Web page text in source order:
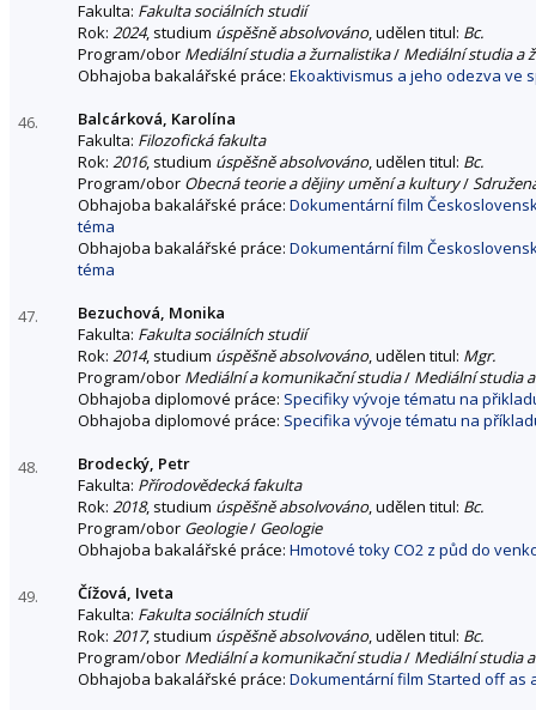
Fakulta: Fakulta sociálních studií
Rok: 2024, studium úspěšně absolvováno, udělen titul: Bc.
Program/obor Mediální studia a žurnalistika/ Mediální studia a
Obhajoba bakalářské práce: Ekoaktivismus a jeho odezva ve
46.
Balcárková, Karolína
Fakulta: Filozofická fakulta
Rok: 2016, studium úspěšně absolvováno, udělen titul: Bc.
Program/obor Obecná teorie a dějiny umění a kultury/
Obhajoba bakalářské práce: Dokumentární film
téma
Obhajoba bakalářské práce: Dokumentární film
téma
47.
Bezuchová, Monika
Fakulta: Fakulta sociálních studií
Rok: 2014, studium úspěšně absolvováno, udělen titul: Mgr.
Program/obor Mediální a komunikační studia/ Mediální studia
Obhajoba diplomové práce: Specifiky vývoje tématu na
Obhajoba diplomové práce: Specifika vývoje tématu na
48.
Brodecký, Petr
Fakulta: Přírodovědecká fakulta
Rok: 2018, studium úspěšně absolvováno, udělen titul: Bc.
Program/obor Geologie/ Geologie
Obhajoba bakalářské práce: Hmotové toky CO2 z půd do
49.
Čížová, Iveta
Fakulta: Fakulta sociálních studií
Rok: 2017, studium úspěšně absolvováno, udělen titul: Bc.
Program/obor Mediální a komunikační studia/ Mediální studia
Obhajoba bakalářské práce: Dokumentární film Started off as